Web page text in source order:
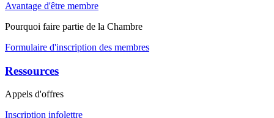
Avantage d'être membre
Pourquoi faire partie de la Chambre
Formulaire d'inscription des membres
Ressources
Appels d'offres
Inscription infolettre